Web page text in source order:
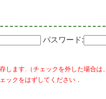
パスワード:
します.（チェックを外した場合は
ックをはずしてください．